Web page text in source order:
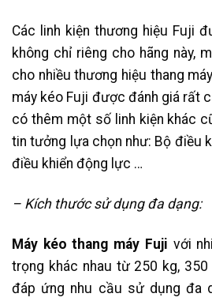
Các linh kiện thương hiệu Fuji
không chỉ riêng cho hãng này,
cho nhiều thương hiệu thang
máy kéo Fuji được đánh giá rất
có thêm một số linh kiện khác
tin tưởng lựa chọn như: Bộ điều
điều khiển động lực …
– Kích thước sử dụng đa dạng:
Máy kéo thang máy Fuji với
trọng khác nhau từ 250 kg,
đáp ứng nhu cầu sử dụng đa